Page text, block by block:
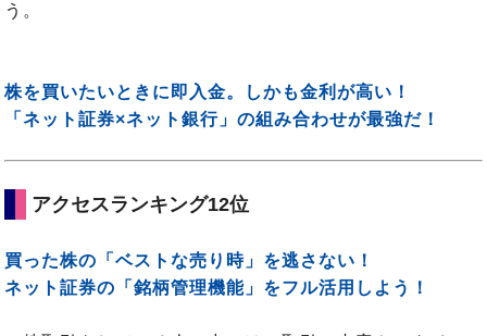
う。
株を買いたいときに即入金。しかも金利が高い！
「ネット証券×ネット銀行」の組み合わせが最強だ！
アクセスランキング12位
買った株の「ベストな売り時」を逃さない！
ネット証券の「銘柄管理機能」をフル活用しよう！